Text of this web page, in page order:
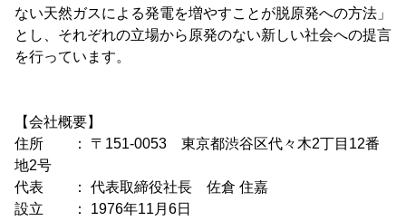
ない天然ガスによる発電を増やすことが脱原発への方法」
とし、それぞれの立場から原発のない新しい社会への提言
を行っています。
【会社概要】
住所 ： 〒151-0053 東京都渋谷区代々木2丁目12番
地2号
代表 ： 代表取締役社長 佐倉 住嘉
設立 ： 1976年11月6日